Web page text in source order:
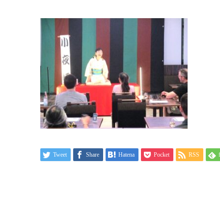
Tweet Share Hatena Pocket RSS